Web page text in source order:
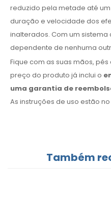
reduzido pela metade até
duração e velocidade dos
inalterados. Com um
dependente de nenhuma
Fique com as suas mãos,
preço do produto já inclui o
uma garantia de
As instruções de uso estão
Também